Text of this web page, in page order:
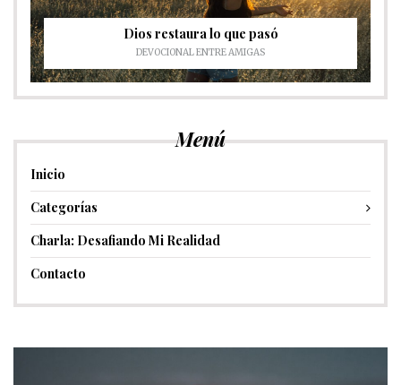
Dios restaura lo que pasó
DEVOCIONAL ENTRE AMIGAS
Menú
Inicio
Categorías
Charla: Desafiando Mi Realidad
Contacto